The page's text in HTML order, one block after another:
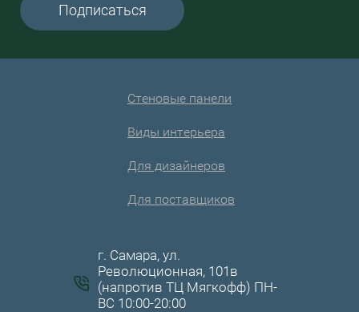
Подписаться
Стеновые панели
Виды интерьера
Для дизайнеров
Для поставщиков
г. Самара, ул.
Революционная, 101в
(напротив ТЦ Мягкофф) ПН-
ВС 10:00-20:00